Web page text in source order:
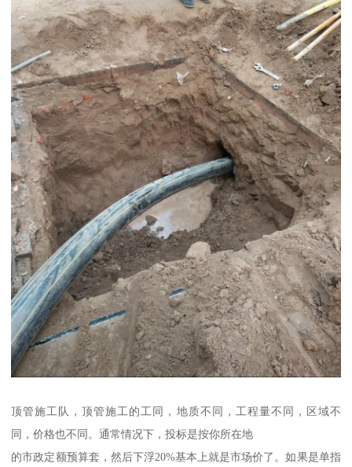
顶管施工队，顶管施工的工同，地质不同，工程量不同，区域不
同，价格也不同。通常情况下，投标是按你所在地
的市政定额预算套，然后下浮20%基本上就是市场价了。如果是单指